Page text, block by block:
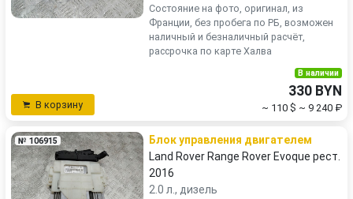
Состояние на фото, оригинал, из
Франции, без пробега по РБ, возможен
наличный и безналичный расчёт,
рассрочка по карте Халва
В корзину
В наличии
330 BYN
~ 110 $ ~ 9 240 ₽
№ 106915
Блок управления двигателем
Land Rover Range Rover Evoque рест.
2016
2.0 л., дизель